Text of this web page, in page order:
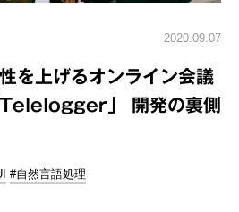
2020.09.07
を上げるオンライン会議
Telelogger」 開発の裏側
#自然言語処理